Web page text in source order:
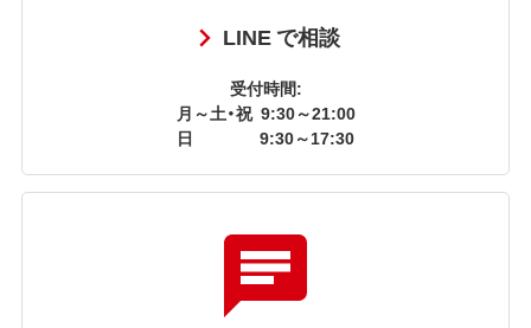
LINE で相談
受付時間:
月～土・祝 9:30～21:00
日
9:30～17:30